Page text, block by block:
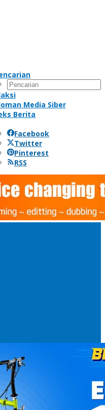
Media Siber
Berita
Facebook
Twitter
Pinterest
RSS